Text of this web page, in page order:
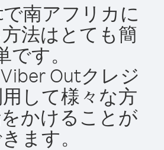
南アフリカに
法はとても簡
です。
Outクレジ
して様々な方
かけることが
ます。